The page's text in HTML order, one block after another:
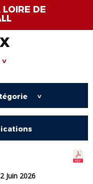
DE
>
>
Juin 2026